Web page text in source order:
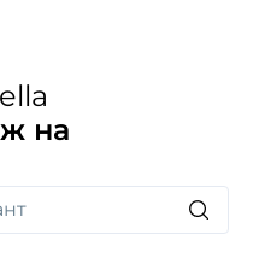
— она просто есть.
личностям
и тонким
на